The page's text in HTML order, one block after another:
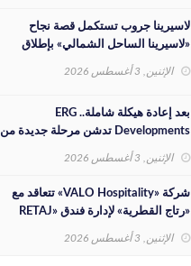
لاسيرينا جروب تستكمل قصة نجاح
«لاسيرينا الساحل الشمالي» بإطلاق
مرحلة جديدة على مساحة 30 فدانًا
الإثنين, 3 أغسطس 2026
بعد إعادة هيكلة شاملة.. ERG
Developments تدشن مرحلة جديدة من
النمو بدعم مالي بقيمة 700 مليون جنيه
الإثنين, 3 أغسطس 2026
شركة «VALO Hospitality» تتعاقد مع
«رتاج القطرية» لإدارة فندق «RETAJ
الإثنين, 3 أغسطس 2026